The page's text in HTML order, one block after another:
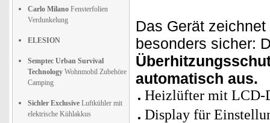
Carlo Milano Fensterfolien
Verdunkelung
ELESION
Semptec Urban Survival
Technology Wohnmobil Zubehöre
Camping
Sichler Exclusive Luftkühler mit
elektrische Kühlakkus
Das Gerät
besonders sicher:
automatisch aus.
Heizlüfter mit LCD-
Display für